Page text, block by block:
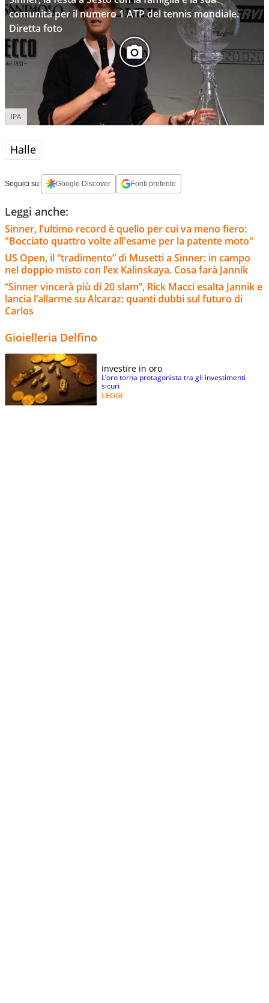
comunità per il numero 1 ATP del tennis mondiale.
Diretta foto
IPA
Halle
Seguici su: Google Discover Fonti preferite
Leggi anche:
Sinner, l'ultimo record è quello per cui va meno fiero:
"Bocciato quattro volte all'esame per la patente moto"
US Open, il “tradimento” di Musetti a Sinner: in campo
nel doppio misto con l’ex Kalinskaya. Cosa farà Jannik
“Sinner vincerà più di 20 slam”, Rick Macci esalta Jannik e
lancia l’allarme su Alcaraz: quanti dubbi sul futuro di
Carlos
Gioielleria Delfino
Investire in oro
L’oro torna protagonista tra gli investimenti
sicuri
LEGGI